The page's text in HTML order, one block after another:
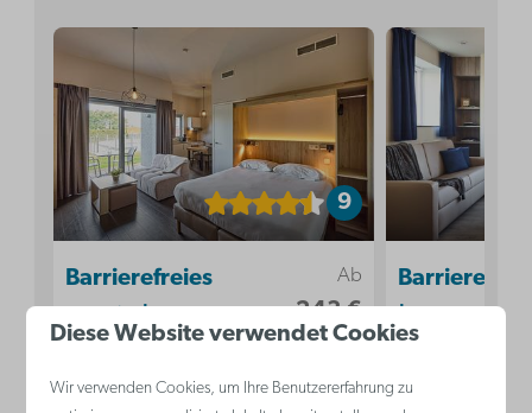
9
Ab
243 €
2 Nächte
Barrierefreies
Studio | 2
| 4
Diese Website verwendet Cookies
Wir verwenden Cookies, um Ihre Benutzererfahrung zu